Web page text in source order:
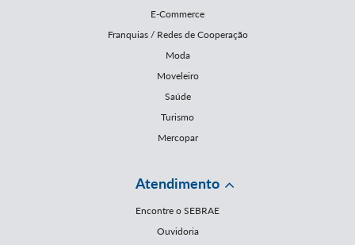
E-Commerce
Franquias / Redes de Cooperação
Moda
Moveleiro
Saúde
Turismo
Mercopar
Atendimento
Encontre o SEBRAE
Ouvidoria